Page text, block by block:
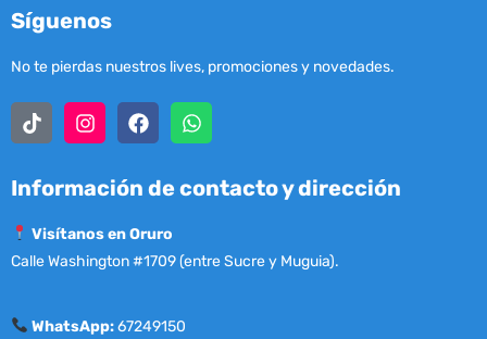
Síguenos
No te pierdas nuestros lives, promociones y novedades.
Información de contacto y dirección
Visítanos en Oruro
Calle Washington #1709 (entre Sucre y Muguia).
WhatsApp:67249150